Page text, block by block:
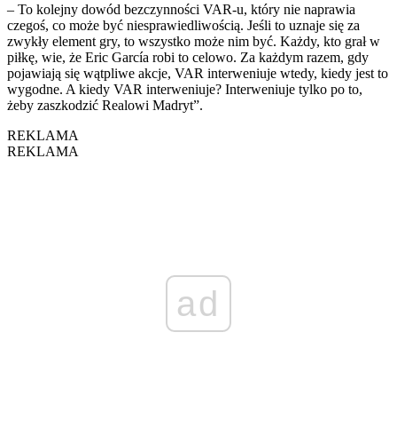
– To kolejny dowód bezczynności VAR-u, który nie naprawia
czegoś, co może być niesprawiedliwością. Jeśli to uznaje się za
zwykły element gry, to wszystko może nim być. Każdy, kto grał w
piłkę, wie, że Eric García robi to celowo. Za każdym razem, gdy
pojawiają się wątpliwe akcje, VAR interweniuje wtedy, kiedy jest to
wygodne. A kiedy VAR interweniuje? Interweniuje tylko po to,
żeby zaszkodzić Realowi Madryt”.
REKLAMA
REKLAMA
ad